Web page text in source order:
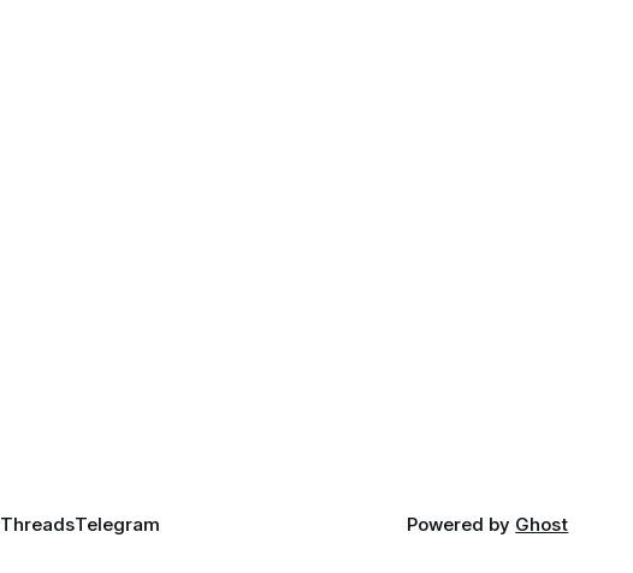
ThreadsTelegram Powered by Ghost